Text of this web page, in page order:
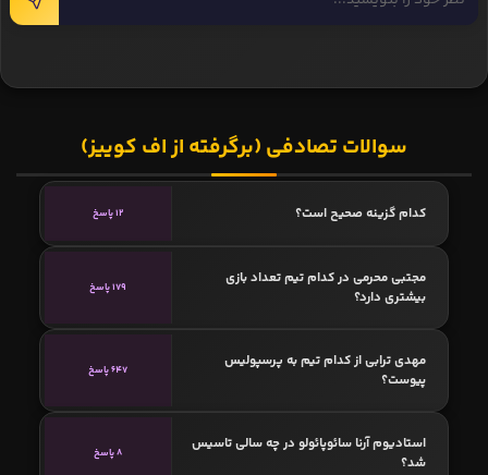
سوالات تصادفی (برگرفته از اف کوییز)
کدام گزینه صحیح است؟ 12 پاسخ
مجتبی محرمی در کدام تیم تعداد بازی
بیشتری دارد؟
179 پاسخ
مهدی ترابی از کدام تیم به پرسپولیس
پیوست؟
647 پاسخ
استادیوم آرنا سائوپائولو در چه سالی تاسیس
شد؟
8 پاسخ